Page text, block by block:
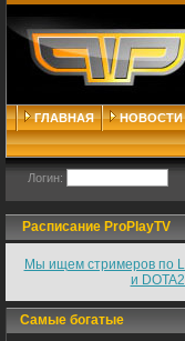
ГЛАВНАЯ НОВОСТИ
Логин:
Расписание ProPlayTV
Мы ищем стримеров по
и
Самые богатые